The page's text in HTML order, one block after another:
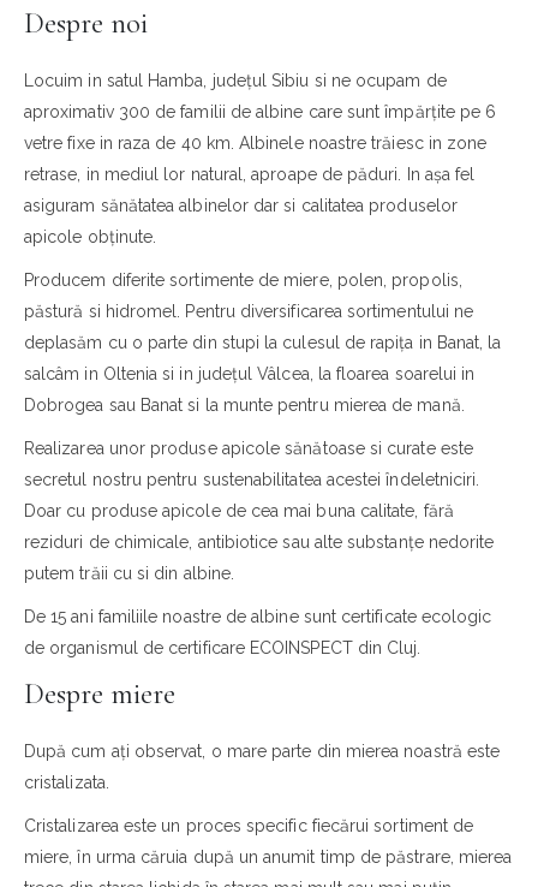
Despre noi
Locuim in satul Hamba, județul Sibiu si ne ocupam de
aproximativ 300 de familii de albine care sunt împărțite pe 6
vetre fixe in raza de 40 km. Albinele noastre trăiesc in zone
retrase, in mediul lor natural, aproape de păduri. In așa fel
asiguram sănătatea albinelor dar si calitatea produselor
apicole obținute.
Producem diferite sortimente de miere, polen, propolis,
păstură si hidromel. Pentru diversificarea sortimentului ne
deplasăm cu o parte din stupi la culesul de rapița in Banat, la
salcâm in Oltenia si in județul Vâlcea, la floarea soarelui in
Dobrogea sau Banat si la munte pentru mierea de mană.
Realizarea unor produse apicole sănătoase si curate este
secretul nostru pentru sustenabilitatea acestei îndeletniciri.
Doar cu produse apicole de cea mai buna calitate, fără
reziduri de chimicale, antibiotice sau alte substanțe nedorite
putem trăii cu si din albine.
De 15 ani familiile noastre de albine sunt certificate ecologic
de organismul de certificare ECOINSPECT din Cluj.
Despre miere
După cum ați observat, o mare parte din mierea noastră este
cristalizata.
Cristalizarea este un proces specific fiecărui sortiment de
miere, în urma căruia după un anumit timp de păstrare, mierea